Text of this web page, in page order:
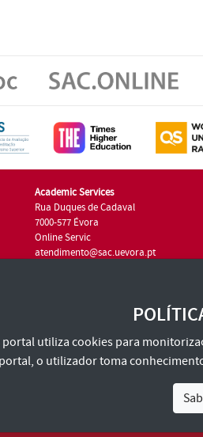
Academic Services
Rua Duques de Cadaval
7000-577 Évora
Online Servic
atendimento@sac.uevora.pt
portal utiliza cookies para
o utilizador toma